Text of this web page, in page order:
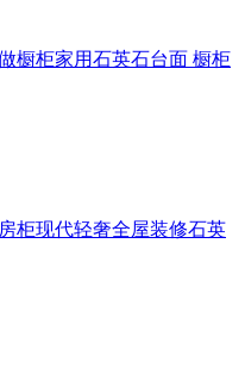
橱柜家用石英石台面 橱柜
柜现代轻奢全屋装修石英